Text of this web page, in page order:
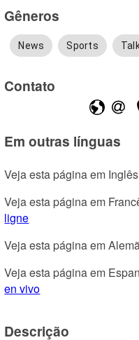
Gêneros
News Sports
Contato
Em outras línguas
Veja esta página em
Veja esta página em
ligne
Veja esta página em
Veja esta página em
en vivo
Descrição